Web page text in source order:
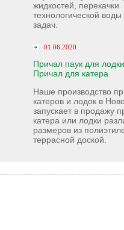
жидкостей, перекачки
технологической воды
задач.
01.06.2020
Причал паук для
Причал для катера
Наше производство
катеров и лодок в
запускает в продажу
катера или лодки
размеров из
террасной доской.